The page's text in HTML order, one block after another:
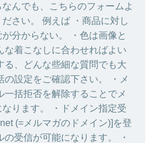
んでも、こちらのフォームよ
さい。 例えば ・商品に対し
分からない。 ・色は画像と
な着こなしに合わせればよい
る、どんな些細な質問でも大
の設定をご確認下さい。 ・メ
一括拒否を解除することでメ
ります。 ・ドメイン指定受
(=メルマガのドメイン)]を登
受信が可能になります。 ・